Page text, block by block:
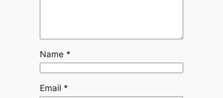
Name *
Email *